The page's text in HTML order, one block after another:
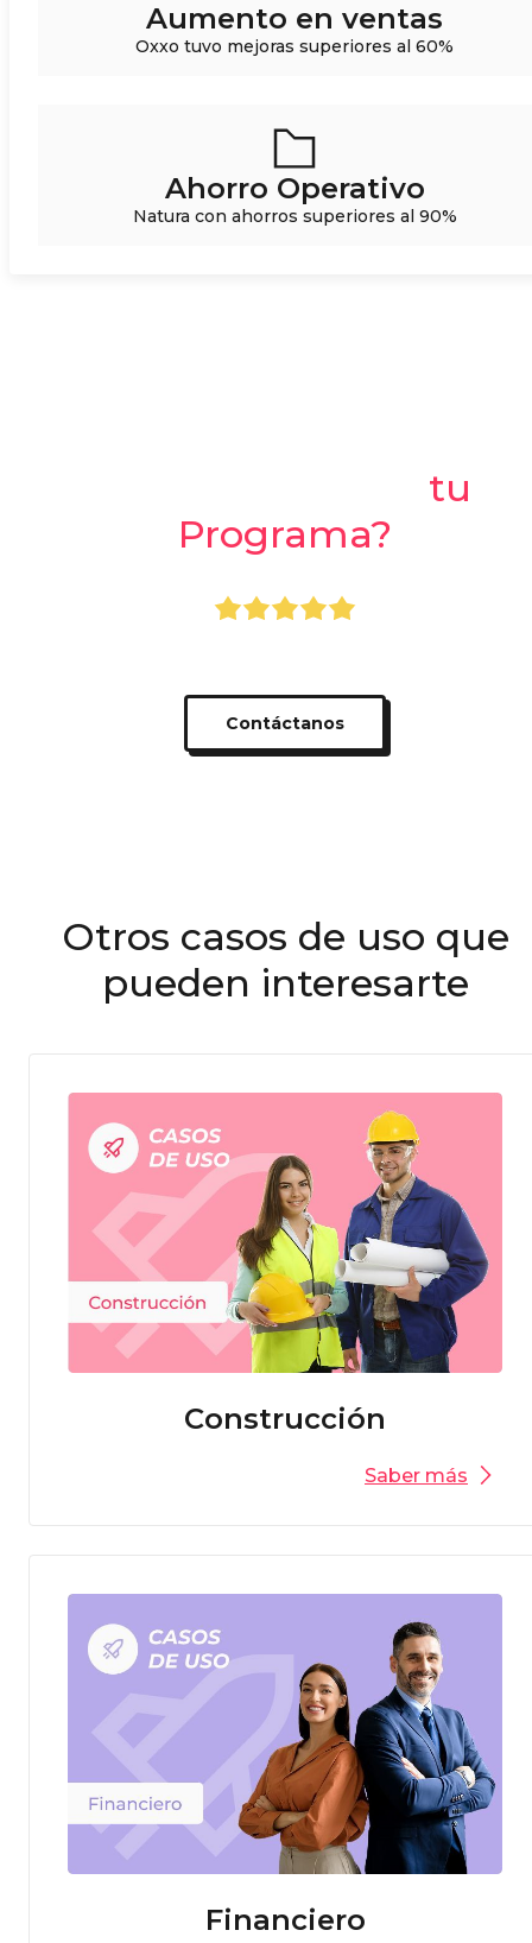
Aumento en ventas
Oxxo tuvo mejoras superiores al 60%
Ahorro Operativo
Natura con ahorros superiores al 90%
tu
Programa?
Contáctanos
Otros casos de uso que
pueden interesarte
Construcción
Saber más
Financiero